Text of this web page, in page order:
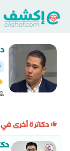
دكاترة أخرى